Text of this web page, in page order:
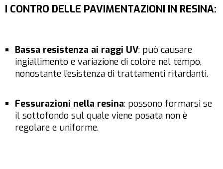
I CONTRO DELLE PAVIMENTAZIONI IN RESINA:
Bassa resistenza ai raggi UV: può causare
ingiallimento e variazione di colore nel tempo,
nonostante l’esistenza di trattamenti ritardanti.
Fessurazioni nella resina: possono formarsi se
il sottofondo sul quale viene posata non è
regolare e uniforme.